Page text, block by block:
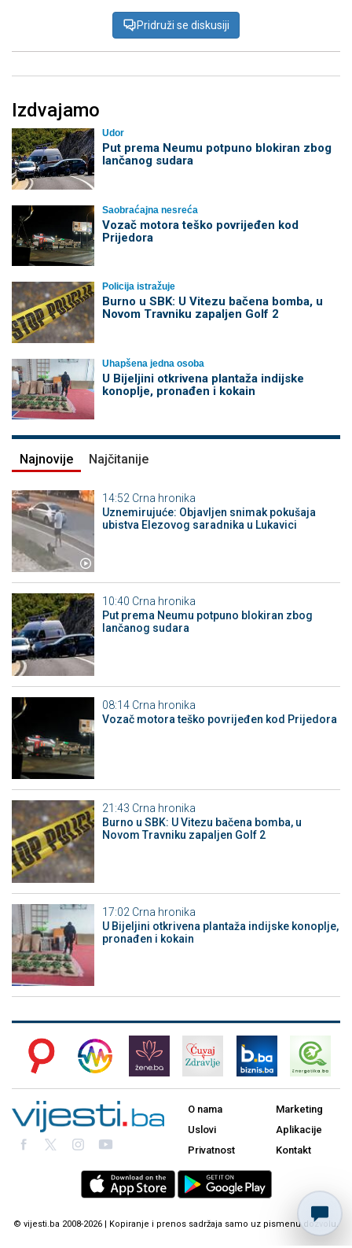
Pridruži se diskusiji
Izdvajamo
Udor
Put prema Neumu potpuno blokiran zbog
lančanog sudara
Saobraćajna nesreća
Vozač motora teško povrijeđen kod
Prijedora
Policija istražuje
Burno u SBK: U Vitezu bačena bomba, u
Novom Travniku zapaljen Golf 2
Uhapšena jedna osoba
​U Bijeljini otkrivena plantaža indijske
konoplje, pronađen i kokain
Najnovije Najčitanije
14:52 Crna hronika
Uznemirujuće: Objavljen snimak pokušaja
ubistva Elezovog saradnika u Lukavici
10:40 Crna hronika
Put prema Neumu potpuno blokiran zbog
lančanog sudara
08:14 Crna hronika
Vozač motora teško povrijeđen kod Prijedora
21:43 Crna hronika
Burno u SBK: U Vitezu bačena bomba, u
Novom Travniku zapaljen Golf 2
17:02 Crna hronika
​U Bijeljini otkrivena plantaža indijske konoplje,
pronađen i kokain
O nama
Uslovi
Privatnost
Marketing
Aplikacije
Kontakt
© vijesti.ba 2008-2026 | Kopiranje i prenos sadržaja samo uz pismenu dozvolu.